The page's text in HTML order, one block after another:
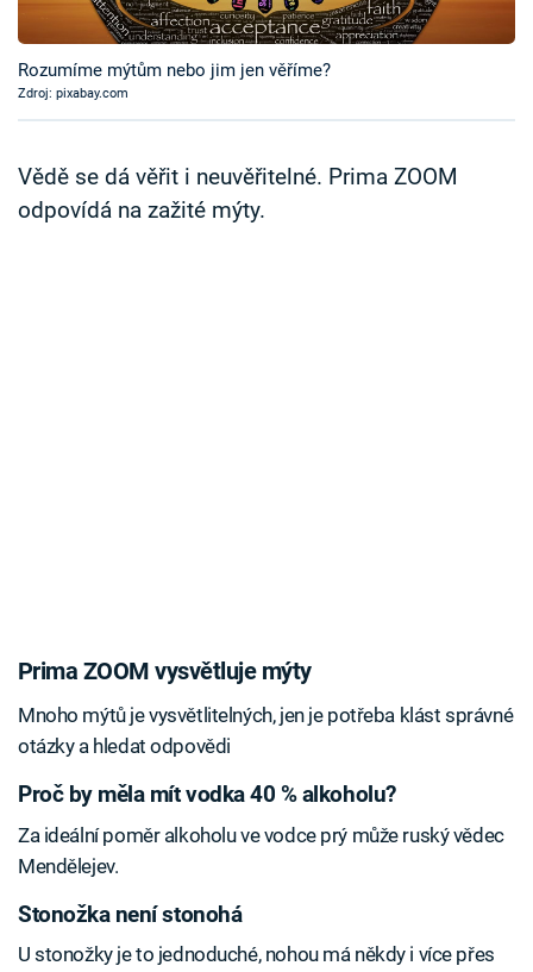
Časopis
Sledujte prima+
Rozumíme mýtům nebo jim jen věříme?
Zdroj: pixabay.com
Vědě se dá věřit i neuvěřitelné. Prima ZOOM
odpovídá na zažité mýty.
Prima ZOOM vysvětluje mýty
Mnoho mýtů je vysvětlitelných, jen je potřeba klást správné
otázky a hledat odpovědi
Proč by měla mít vodka 40 % alkoholu?
Za ideální poměr alkoholu ve vodce prý může ruský vědec
Mendělejev.
Stonožka není stonohá
U stonožky je to jednoduché, nohou má někdy i více přes